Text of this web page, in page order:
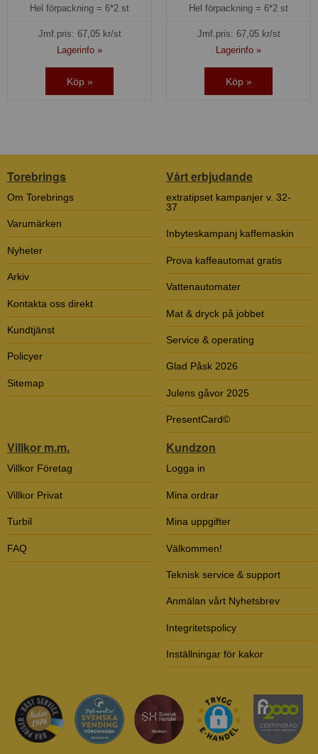
Hel förpackning = 6*2 st
Jmf.pris: 67,05kr/st
Lagerinfo »
Köp »
Hel förpackning = 6*2 st
Jmf.pris: 67,05kr/st
Lagerinfo »
Köp »
Torebrings
Om Torebrings
Varumärken
Nyheter
Arkiv
Kontakta oss direkt
Kundtjänst
Policyer
Sitemap
Vårt erbjudande
extratipset kampanjer v. 32-
37
Inbyteskampanj kaffemaskin
Prova kaffeautomat gratis
Vattenautomater
Mat & dryck på jobbet
Service & operating
Glad Påsk 2026
Julens gåvor 2025
PresentCard©
Villkor m.m.
Villkor Företag
Villkor Privat
Turbil
FAQ
Kundzon
Logga in
Mina ordrar
Mina uppgifter
Välkommen!
Teknisk service & support
Anmälan vårt Nyhetsbrev
Integritetspolicy
Inställningar för kakor